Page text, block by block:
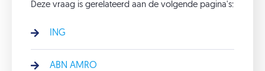
Deze vraag is gerelateerd aan de volgende pagina's:
ING
ABN AMRO